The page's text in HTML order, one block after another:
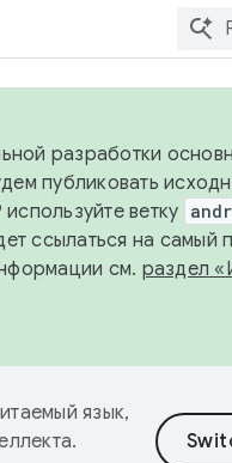
разработки
публиковать
ветку
ссылаться на самый
см. раздел
язык,